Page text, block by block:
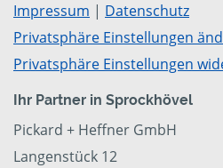
Impressum | Datenschutz
Privatsphäre Einstellungen
Privatsphäre Einstellungen
Ihr Partner in Sprockhövel
Pickard + Heffner GmbH
Langenstück 12